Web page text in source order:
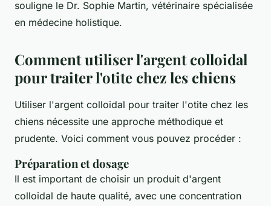
souligne le Dr. Sophie Martin, vétérinaire spécialisée
en médecine holistique.
Comment utiliser l'argent colloidal
pour traiter l'otite chez les chiens
Utiliser l'argent colloidal pour traiter l'otite chez les
chiens nécessite une approche méthodique et
prudente. Voici comment vous pouvez procéder :
Préparation et dosage
Il est important de choisir un produit d'argent
colloidal de haute qualité, avec une concentration